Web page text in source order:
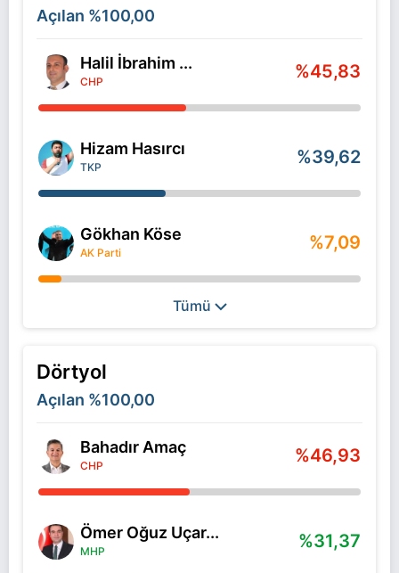
Açılan %100,00
Halil İbrahim ...
CHP %45,83
Hizam Hasırcı
TKP %39,62
Gökhan Köse
AK Parti %7,09
Tümü
Dörtyol
Açılan %100,00
Bahadır Amaç
CHP %46,93
Ömer Oğuz Uçar...
MHP %31,37